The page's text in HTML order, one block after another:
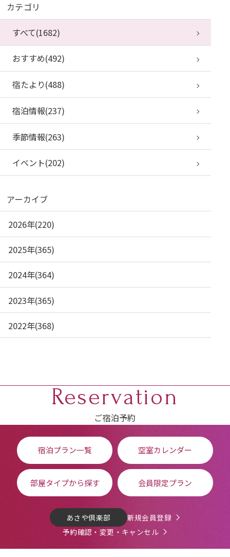
カテゴリ
すべて(1682)
おすすめ(492)
宿たより(488)
宿泊情報(237)
季節情報(263)
イベント(202)
アーカイブ
2026年(220)
2025年(365)
2024年(364)
2023年(365)
2022年(368)
Reservation
ご宿泊予約
宿泊プラン一覧 空室カレンダー
部屋タイプから探す 会員限定プラン
あさや倶楽部
新規会員登録
予約確認・変更・キャンセル